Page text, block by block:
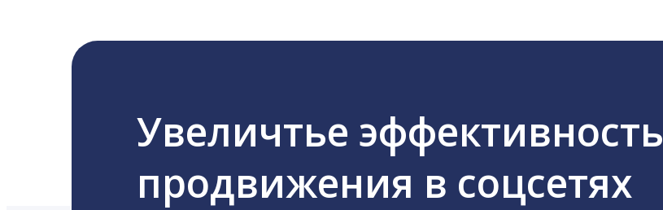
Увеличтье эффективность
продвижения в соцсетях